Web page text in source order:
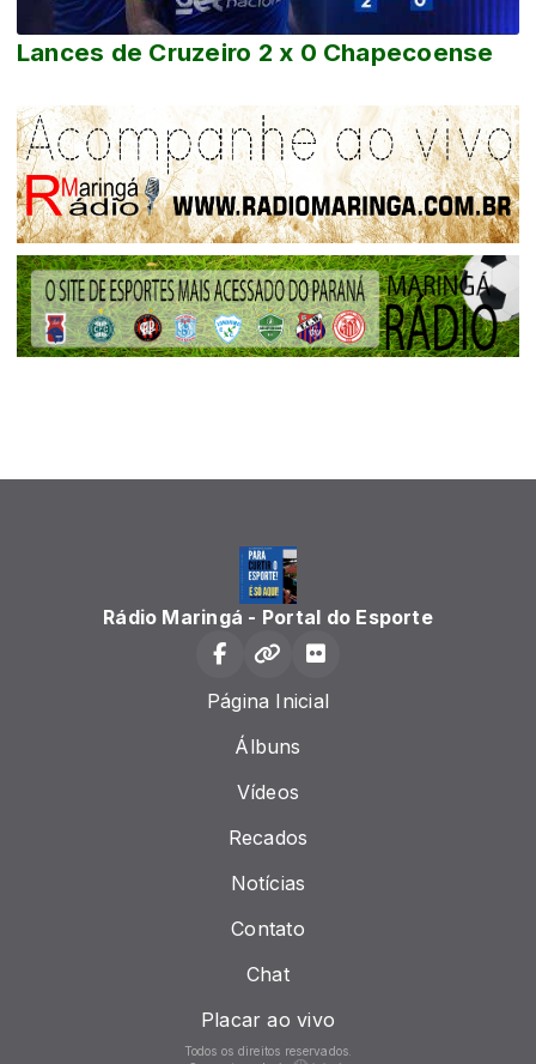
Lances de Cruzeiro 2 x 0 Chapecoense
Rádio Maringá - Portal do Esporte
Página Inicial
Álbuns
Vídeos
Recados
Notícias
Contato
Chat
Placar ao vivo
Todos os direitos reservados.